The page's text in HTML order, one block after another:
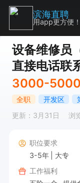
设备维修员
直接电话联
3000-5000
全职 开发区
更新：3月31日
浏
职位要求
3-5年
大专
工作福利
滨海直聘
用app更方便！